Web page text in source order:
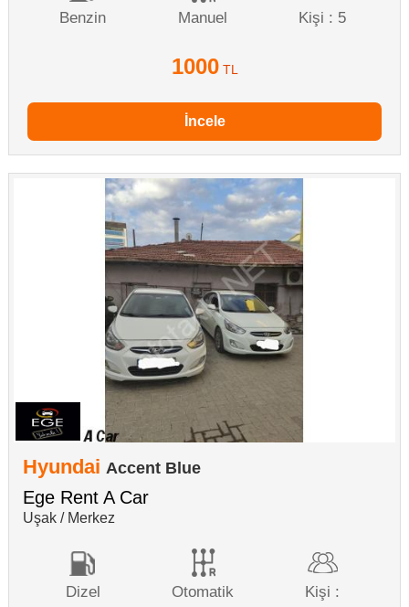
Benzin Manuel Kişi : 5
1000 TL
İncele
Hyundai Accent Blue
Ege Rent A Car
Uşak / Merkez
Dizel Otomatik Kişi :